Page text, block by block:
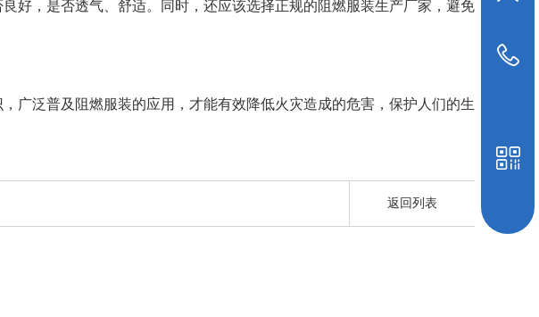
好，是否透气、舒适。同时，还应该选择正规的阻燃服装生产厂家，避免
广泛普及阻燃服装的应用，才能有效降低火灾造成的危害，保护人们的生
返回列表